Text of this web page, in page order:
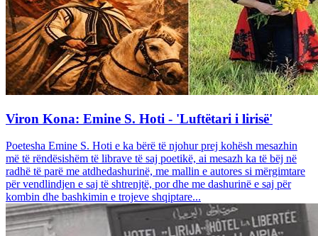
Viron Kona: Emine S. Hoti - 'Luftëtari i lirisë'
Poetesha Emine S. Hoti e ka bërë të njohur prej kohësh mesazhin
më të rëndësishëm të librave të saj poetikë, ai mesazh ka të bëj në
radhë të parë me atdhedashurinë, me mallin e autores si mërgimtare
për vendlindjen e saj të shtrenjtë, por dhe me dashurinë e saj për
kombin dhe bashkimin e trojeve shqiptare...